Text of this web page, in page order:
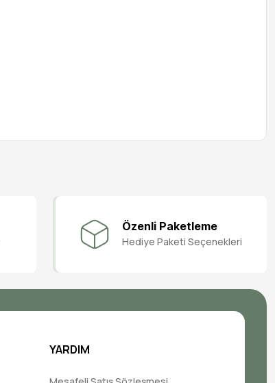
Özenli Paketleme
Hediye Paketi Seçenekleri
YARDIM